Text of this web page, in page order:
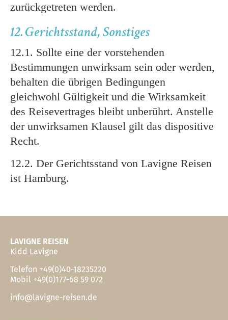
zurückgetreten werden.
12. Gerichtsstand, Sonstiges
12.1. Sollte eine der vorstehenden
Bestimmungen unwirksam sein oder werden,
behalten die übrigen Bedingungen
gleichwohl Gültigkeit und die Wirksamkeit
des Reisevertrages bleibt unberührt. Anstelle
der unwirksamen Klausel gilt das dispositive
Recht.
12.2. Der Gerichtsstand von Lavigne Reisen
ist Hamburg.
LAVIGNE REISEN
Kidd Lavigne
Telefon +49(0)40-18235220
Mobil +49(0)177-68 59 072
info@lavigne-reisen.de